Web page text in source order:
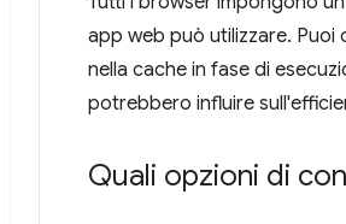
app web può utilizzare.
nella cache in fase di
potrebbero influire
Quali opzioni di